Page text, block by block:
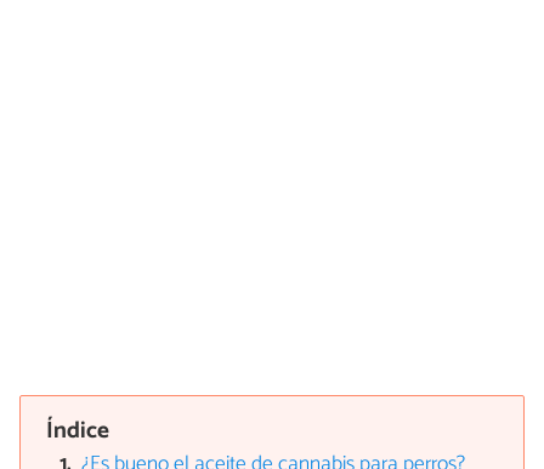
Índice